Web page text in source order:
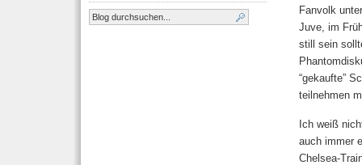
Fanvolk
Juve, im
still sein
“gekaufte”
teilnehmen
Ich weiß
auch immer
Chelsea-